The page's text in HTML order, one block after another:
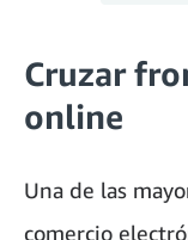
Cruzar
online
Una de las
comercio